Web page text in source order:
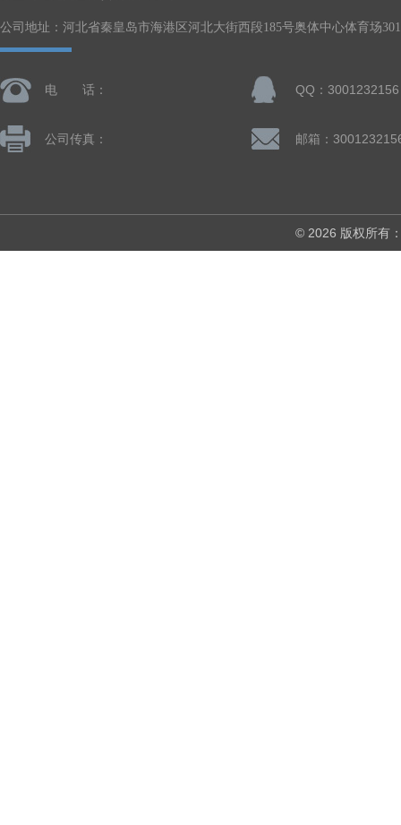
公司地址：河北省秦皇岛市海港区河北大街西段185号奥体中心体育场
电 话： QQ：3001232156
公司传真： 邮箱：
© 2026 版权所有